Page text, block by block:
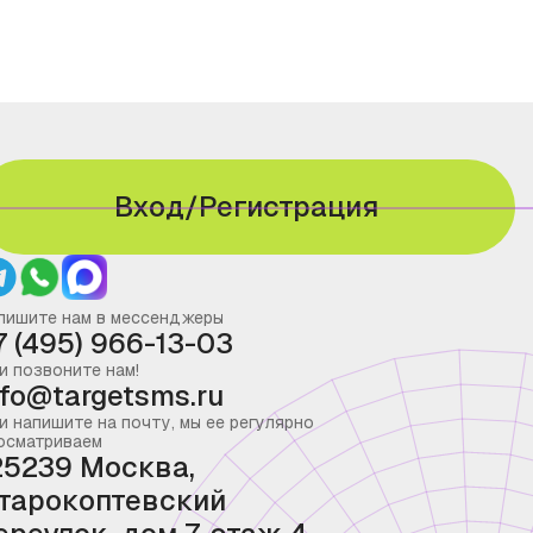
Вход/Регистрация
нам в мессенджеры
(495) 966-13-03
позвоните нам!
напишите на почту, мы ее регулярно
Москва,